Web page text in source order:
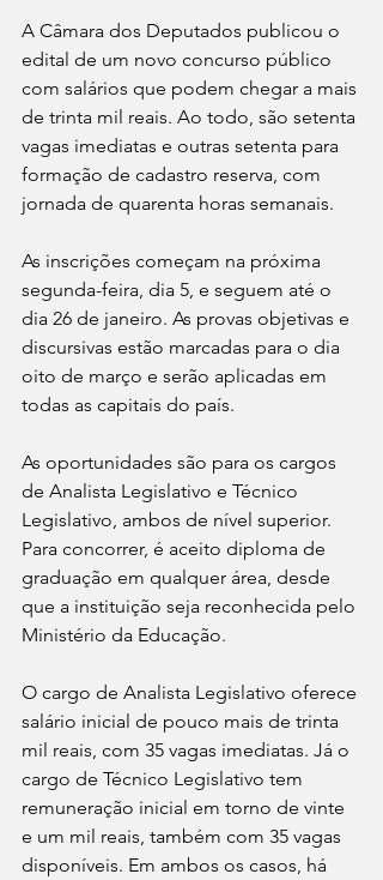
A Câmara dos Deputados publicou o
edital de um novo concurso público
com salários que podem chegar a mais
de trinta mil reais. Ao todo, são setenta
vagas imediatas e outras setenta para
formação de cadastro reserva, com
jornada de quarenta horas semanais.
As inscrições começam na próxima
segunda-feira, dia 5, e seguem até o
dia 26 de janeiro. As provas objetivas e
discursivas estão marcadas para o dia
oito de março e serão aplicadas em
todas as capitais do país.
As oportunidades são para os cargos
de Analista Legislativo e Técnico
Legislativo, ambos de nível superior.
Para concorrer, é aceito diploma de
graduação em qualquer área, desde
que a instituição seja reconhecida pelo
Ministério da Educação.
O cargo de Analista Legislativo oferece
salário inicial de pouco mais de trinta
mil reais, com 35 vagas imediatas. Já o
cargo de Técnico Legislativo tem
remuneração inicial em torno de vinte
e um mil reais, também com 35 vagas
disponíveis. Em ambos os casos, há